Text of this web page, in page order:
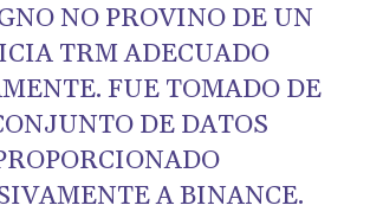
NO PROVINO DE UN
TRM ADECUADO
FUE TOMADO DE
DE DATOS
A BINANCE.